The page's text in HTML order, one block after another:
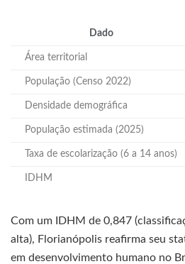
Dado
Área territorial
População (Censo 2022)
Densidade demográfica
População estimada (2025)
Taxa de escolarização (6 a 14 anos)
IDHM
Com um IDHM de 0,847
alta), Florianópolis reafirma seu
em desenvolvimento humano no